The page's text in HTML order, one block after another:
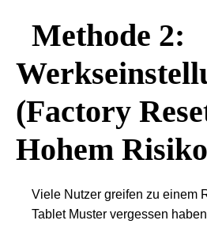
Methode 2:
(Factory
Hohem Risiko
Viele Nutzer greifen zu einem
Tablet Muster vergessen